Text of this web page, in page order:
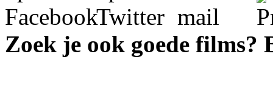
Zoek je ook goede films?